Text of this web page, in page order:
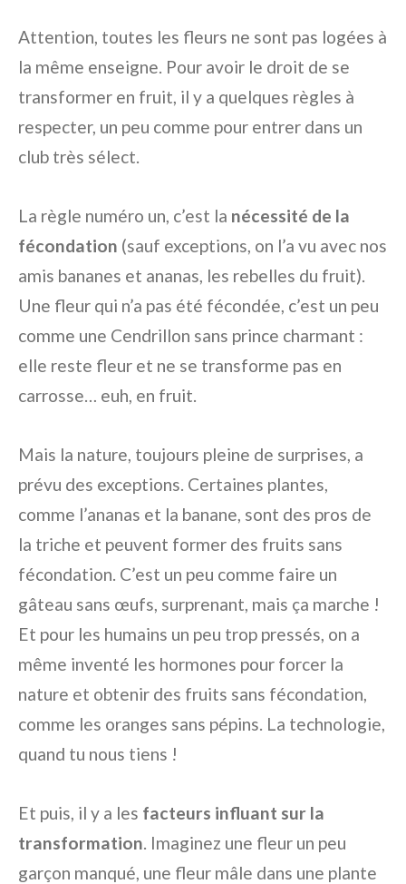
Attention, toutes les fleurs ne sont pas logées à
la même enseigne. Pour avoir le droit de se
transformer en fruit, il y a quelques règles à
respecter, un peu comme pour entrer dans un
club très sélect.
La règle numéro un, c’est la nécessité de la
fécondation (sauf exceptions, on l’a vu avec nos
amis bananes et ananas, les rebelles du fruit).
Une fleur qui n’a pas été fécondée, c’est un peu
comme une Cendrillon sans prince charmant :
elle reste fleur et ne se transforme pas en
carrosse… euh, en fruit.
Mais la nature, toujours pleine de surprises, a
prévu des exceptions. Certaines plantes,
comme l’ananas et la banane, sont des pros de
la triche et peuvent former des fruits sans
fécondation. C’est un peu comme faire un
gâteau sans œufs, surprenant, mais ça marche !
Et pour les humains un peu trop pressés, on a
même inventé les hormones pour forcer la
nature et obtenir des fruits sans fécondation,
comme les oranges sans pépins. La technologie,
quand tu nous tiens !
Et puis, il y a les facteurs influant sur la
transformation. Imaginez une fleur un peu
garçon manqué, une fleur mâle dans une plante